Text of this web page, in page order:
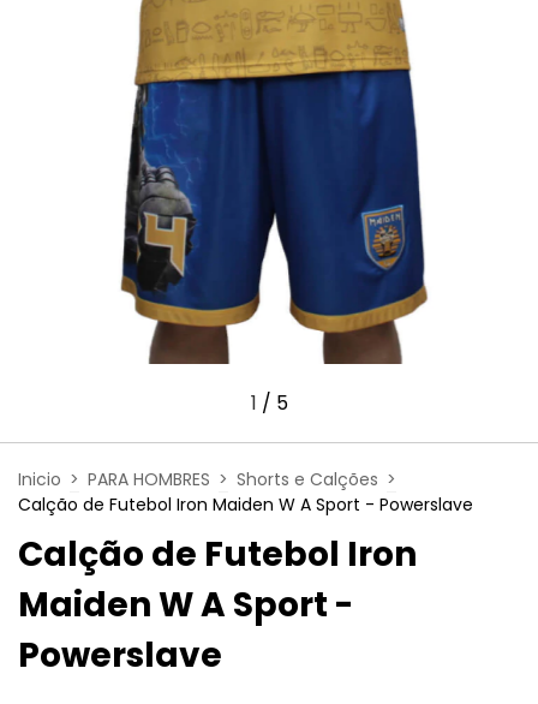
1 / 5
Inicio > PARA HOMBRES > Shorts e Calções >
Calção de Futebol Iron Maiden W A Sport - Powerslave
Calção de Futebol Iron
Maiden W A Sport -
Powerslave